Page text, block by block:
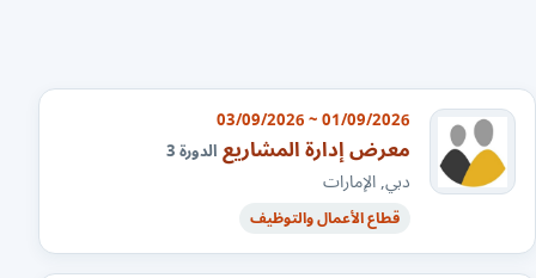
01/09/2026 ~ 03/09/2026
معرض إدارة المشاريعالدورة 3
دبي, الإمارات
قطاع الأعمال والتوظيف